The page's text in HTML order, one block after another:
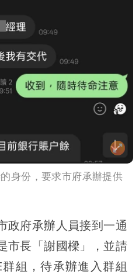
身份，要求市府承辦提供
政府承辦人員接到一通
市長「謝國樑」，並請
組，待承辦進入群組